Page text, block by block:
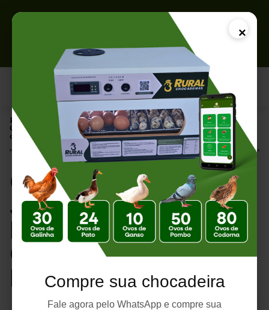
×
Compre sua chocadeira
Fale agora pelo WhatsApp e compre sua
Página Inicial |
Ovos de Galinhas Jovens Incubam Melhor? Entenda Como a Idade
da Ave Influencia a Eclosão
Ovos de Galinhas
Jovens Incubam
Melhor? Entenda
Como a Idade da Ave
Influencia a Eclosão